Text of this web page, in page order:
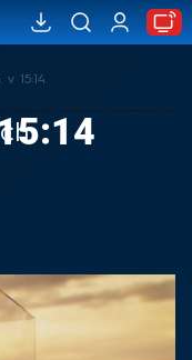
v 15:14